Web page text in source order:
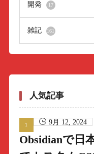
開発 17
雑記 161
人気記事
9月 12, 2024
Obsidianで日